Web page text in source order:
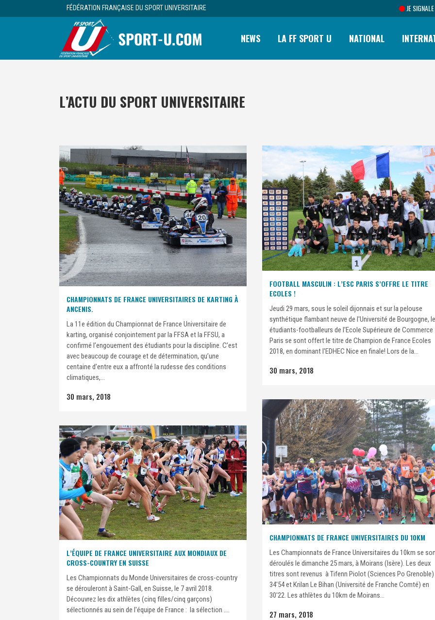
FÉDÉRATION FRANÇAISE DU SPORT UNIVERSITAIRE JE SIGNALE
NEWS LA FF SPORT U NATIONAL
L’ACTU DU SPORT UNIVERSITAIRE
CHAMPIONNATS DE FRANCE UNIVERSITAIRES DE KARTING À
ANCENIS.
La 11e édition du Championnat de France Universitaire de
karting, organisé conjointement par la FFSA et la FFSU, a
confirmé l’engouement des étudiants pour la discipline. C’est
avec beaucoup de courage et de détermination, qu’une
centaine d’entre eux a affronté la rudesse des conditions
climatiques,...
30 mars, 2018
FOOTBALL MASCULIN : L’ESC PARIS S’OFFRE LE TITRE
ECOLES !
Jeudi 29 mars, sous le soleil dijonnais et sur la pelouse
synthétique flambant neuve de l'Université de Bourgogne,
étudiants-footballeurs de l'Ecole Supérieure de Commerce
Paris se sont offert le titre de Champion de France Ecoles
2018, en dominant l'EDHEC Nice en finale! Lors de la...
30 mars, 2018
CHAMPIONNATS DE FRANCE UNIVERSITAIRES DU 10KM
Les Championnats de France Universitaires du 10km se
déroulés le dimanche 25 mars, à Moirans (Isère). Les deux
titres sont revenus à Tifenn Piolot (Sciences Po Grenoble)
34'54 et Krilan Le Bihan (Université de Franche Comté) en
30'22. Les athlètes du 10km de Moirans...
27 mars, 2018
L’ÉQUIPE DE FRANCE UNIVERSITAIRE AUX MONDIAUX DE
CROSS-COUNTRY EN SUISSE
Les Championnats du Monde Universitaires de cross-country
se dérouleront à Saint-Gall, en Suisse, le 7 avril 2018.
Découvrez les dix athlètes (cinq filles/cinq garçons)
sélectionnés au sein de l'équipe de France : la sélection ....